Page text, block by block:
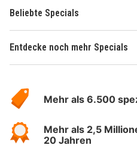
Beliebte Specials
Entdecke noch mehr Specials
Hotelspecials
Mehr als 6.500
Mehr als 2,5
20 Jahren